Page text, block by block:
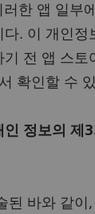
한 앱 일부
. 이 개인정
전 앱 스토
확인할 수
정보의 제
된 바와 같이